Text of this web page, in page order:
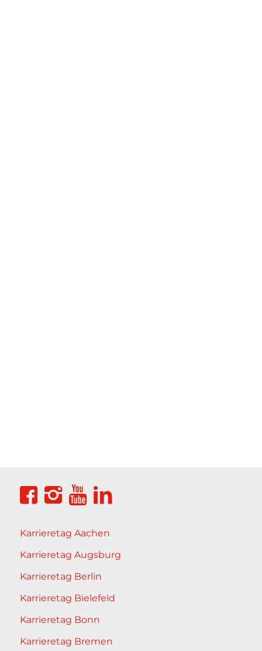
Karrieretag Aachen
Karrieretag Augsburg
Karrieretag Berlin
Karrieretag Bielefeld
Karrieretag Bonn
Karrieretag Bremen